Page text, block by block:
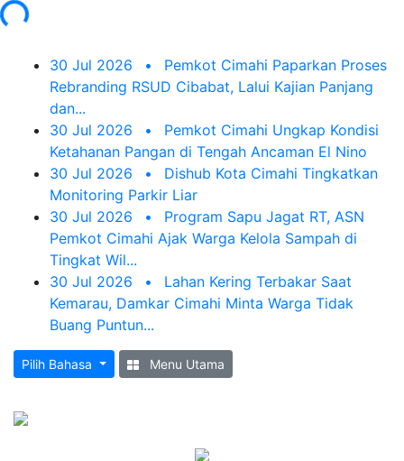
30 Jul 2026 •
Pemkot Cimahi Paparkan Proses
Rebranding RSUD Cibabat, Lalui Kajian Panjang
dan...
30 Jul 2026
•
Pemkot Cimahi Ungkap Kondisi
Ketahanan Pangan di Tengah Ancaman El Nino
30 Jul 2026
•
Dishub Kota Cimahi Tingkatkan
Monitoring Parkir Liar
30 Jul 2026
•
Program Sapu Jagat RT, ASN
Pemkot Cimahi Ajak Warga Kelola Sampah di
Tingkat Wil...
30 Jul 2026
•
Lahan Kering Terbakar Saat
Kemarau, Damkar Cimahi Minta Warga Tidak
Buang Puntun...
Pilih Bahasa Menu Utama